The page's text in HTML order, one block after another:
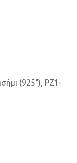
(925°), PZ1-